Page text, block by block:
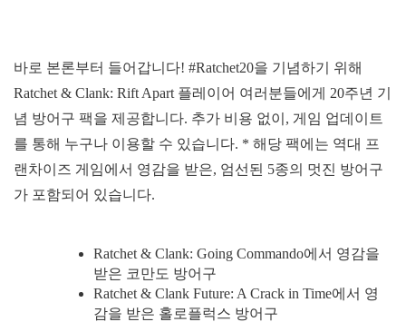
바로 본론부터 들어갑니다! #Ratchet20을 기념하기 위해
Ratchet & Clank: Rift Apart 플레이어 여러분들에게 20주년 기
념 방어구 팩을 제공합니다. 추가 비용 없이, 게임 업데이트
를 통해 누구나 이용할 수 있습니다. * 해당 팩에는 역대 프
랜차이즈 게임에서 영감을 받은, 엄선된 5종의 멋진 방어구
가 포함되어 있습니다.
Ratchet & Clank: Going Commando에서 영감을
받은 코만도 방어구
Ratchet & Clank Future: A Crack in Time에서 영
감을 받은 홀로플럭스 방어구